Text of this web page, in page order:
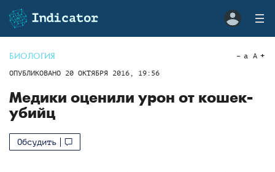
БИОЛОГИЯ
ОПУБЛИКОВАНО 20 ОКТЯБРЯ 2016, 19:56
a A
Медики оценили урон от кошек-
убийц
Обсудить